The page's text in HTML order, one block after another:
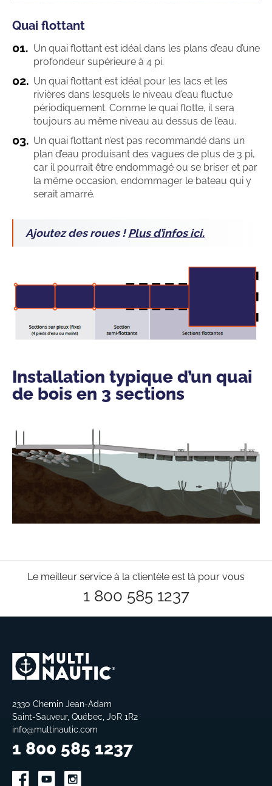
Quai flottant
Un quai flottant est idéal dans les plans d’eau d’une
profondeur supérieure à 4 pi.
Un quai flottant est idéal pour les lacs et les
rivières dans lesquels le niveau d’eau fluctue
périodiquement. Comme le quai flotte, il sera
toujours au même niveau au dessus de l’eau.
Un quai flottant n’est pas recommandé dans un
plan d’eau produisant des vagues de plus de 3 pi,
car il pourrait être endommagé ou se briser et par
la même occasion, endommager le bateau qui y
serait amarré.
Ajoutez des roues !Plus d’infos ici.
Installation typique d’un quai
de bois en 3 sections
Le meilleur service à la clientèle est là pour vous
1 800 585 1237
2330 Chemin Jean-Adam
Saint-Sauveur, Québec, J0R 1R2
info@multinautic.com
1 800 585 1237